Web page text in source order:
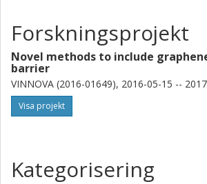
Forskning Andra publikationer
Venkata Raghavendra
Chalmers, Biologi och bioteknik,
Forskning
Forskning Andra publikationer
Forskningsprojekt
Novel methods to include
barrier
VINNOVA (2016-01649), 2016-05-15 --
Visa projekt
Kategorisering